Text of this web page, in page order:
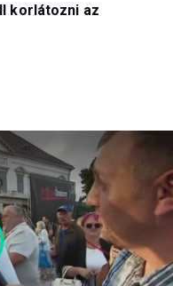
korlátozni az